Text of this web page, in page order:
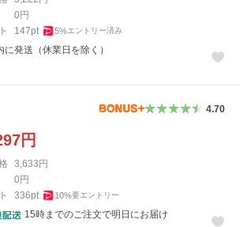
0円
147pt 5%エントリー済み
に発送（休業日を除く）
4.70
円
3,633円
0円
336pt 10%要エントリー
15時までのご注文で明日にお届け